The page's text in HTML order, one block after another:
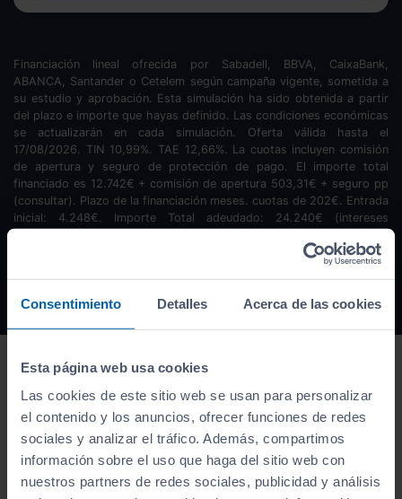
Consentimiento Detalles Acerca de las cookies
Esta página web usa cookies
Las cookies de este sitio web se usan para personalizar
el contenido y los anuncios, ofrecer funciones de redes
sociales y analizar el tráfico. Además, compartimos
información sobre el uso que haga del sitio web con
nuestros partners de redes sociales, publicidad y análisis
Financiación lineal ofrecida por Sabadell, BBVA, CaixaBank,
ABANCA, Santander o Cetelem según campaña vigente, sometida a
su estudio y aprobación. Esta simulación ha sido obtenida a partir
del plazo e importe que hayas definido. Las condiciones económicas
se actualizarán en cada simulación. Oferta válida hasta el
17/08/2026. TIN 10,99%. TAE 12,66%. La cuotas incluyen comisión
de apertura y seguro de protección de pago. El importe total
financiado es 12.742€ + comisión de apertura 503,31€ + seguro pp
(consultar). Plazo de la financiación meses. cuotas de 202€. Entrada
inicial: 4.248€. Importe Total adeudado: 24.240€ (intereses
finalidad informativa y no sustituye a las condiciones finales del